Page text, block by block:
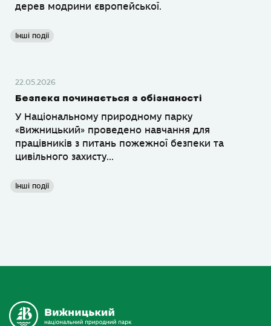
дерев модрини європейської.
Інші події
22.05.2026
Безпека починається з обізнаності
У Національному природному парку
«Вижницький» проведено навчання для
працівників з питань пожежної безпеки та
цивільного захисту...
Інші події